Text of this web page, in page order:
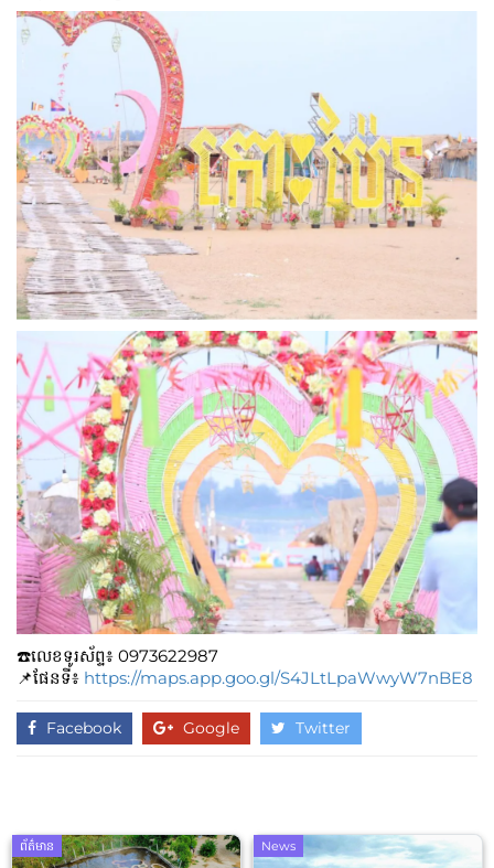
☎️លេខទូរស័ព្ទ៖​​ 0973622987
📌ផែនទី៖ https://maps.app.goo.gl/S4JLtLpaWwyW7nBE8
Facebook Google Twitter
ព័ត៌មាន News